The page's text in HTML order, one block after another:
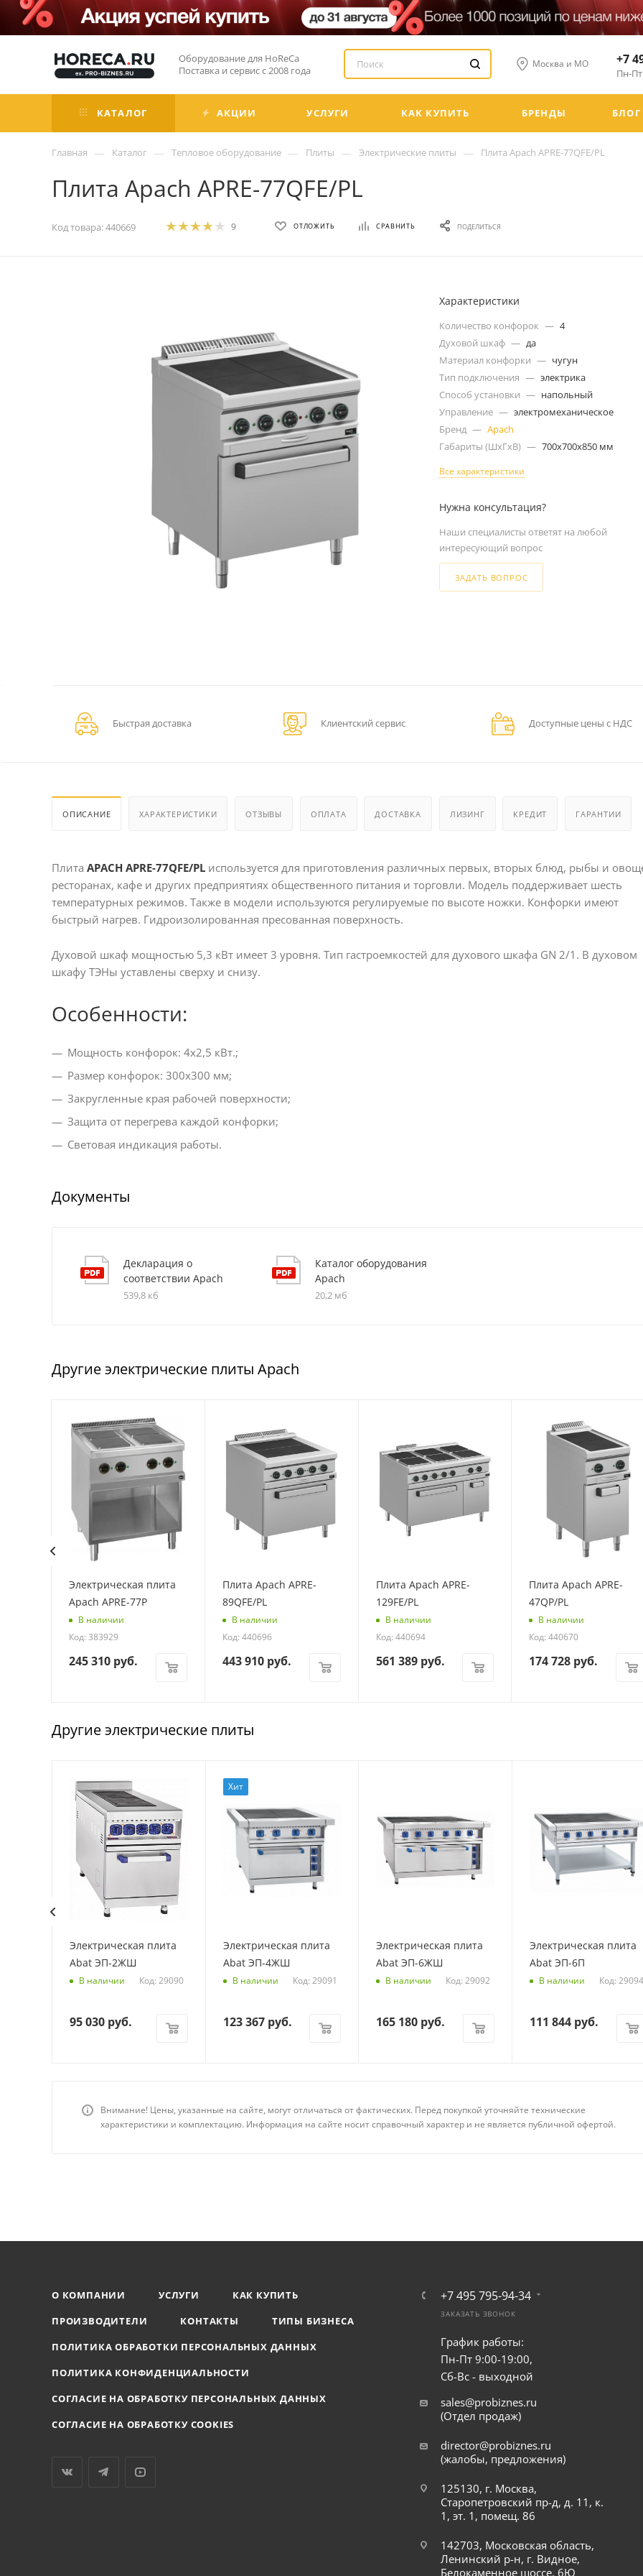
Оборудование для HoReCa
Поставка и сервис с 2008 года
Москва и МО +7
Пн-
КАТАЛОГ АКЦИИ УСЛУГИ КАК КУПИТЬ БРЕНДЫ БЛОГ
Главная — Каталог — Тепловое оборудование — Плиты — Электрические плиты — Плита Apach APRE-77QFE/PL
Плита Apach APRE-77QFE/PL
Код товара:440669 9 ОТЛОЖИТЬ СРАВНИТЬ ПОДЕЛИТЬСЯ
Характеристики
Количество конфорок — 4
Духовой шкаф — да
Материал конфорки — чугун
Тип подключения — электрика
Способ установки — напольный
Управление — электромеханическое
Бренд — Apach
Габариты (ШxГxВ) — 700x700x850 мм
Все характеристики
Нужна консультация?
Наши специалисты ответят на любой
интересующий вопрос
ЗАДАТЬ ВОПРОС
Быстрая доставка Клиентский сервис Доступные цены с НДС
ОПИСАНИЕ ХАРАКТЕРИСТИКИ ОТЗЫВЫ ОПЛАТА ДОСТАВКА ЛИЗИНГ КРЕДИТ ГАРАНТИИ
Плита APACH APRE-77QFE/PL используется для приготовления различных первых, вторых блюд, рыбы и
ресторанах, кафе и других предприятиях общественного питания и торговли. Модель поддерживает шесть
температурных режимов. Также в модели используются регулируемые по высоте ножки. Конфорки имеют
быстрый нагрев. Гидроизолированная пресованная поверхность.
Духовой шкаф мощностью 5,3 кВт имеет 3 уровня. Тип гастроемкостей для духового шкафа GN 2/1. В духовом
шкафу ТЭНы уставлены сверху и снизу.
Особенности:
Мощность конфорок: 4x2,5 кВт.;
Размер конфорок: 300x300 мм;
Закругленные края рабочей поверхности;
Защита от перегрева каждой конфорки;
Световая индикация работы.
Документы
Декларация о
соответствии Apach
539,8 кб
Каталог оборудования
Apach
20,2 мб
Другие электрические плиты Apach
Электрическая плита
Apach APRE-77P
В наличии
Код: 383929
245 310 руб.
Плита Apach APRE-
89QFE/PL
В наличии
Код: 440696
443 910руб.
Плита Apach APRE-
129FE/PL
В наличии
Код: 440694
561 389руб.
Плита Apach APRE-
47QP/PL
В наличии
Код: 440670
174 728 руб.
Другие электрические плиты
Электрическая плита
Abat ЭП-2ЖШ
В наличии Код: 29090
95 030руб.
Хит
Электрическая плита
Abat ЭП-4ЖШ
В наличии Код: 29091
123 367руб.
Электрическая плита
Abat ЭП-6ЖШ
В наличии Код: 29092
165 180 руб.
Электрическая плита
Abat ЭП-6П
В наличии Код: 29094
111 844 руб.
Внимание! Цены, указанные на сайте, могут отличаться от фактических. Перед покупкой уточняйте технические
характеристики и комплектацию. Информация на сайте носит справочный характер и не является публичной офертой.
О КОМПАНИИ УСЛУГИ
КАК КУПИТЬ
ПРОИЗВОДИТЕЛИ
КОНТАКТЫ
ТИПЫ БИЗНЕСА
ПОЛИТИКА ОБРАБОТКИ ПЕРСОНАЛЬНЫХ ДАННЫХ
ПОЛИТИКА КОНФИДЕНЦИАЛЬНОСТИ
СОГЛАСИЕ НА ОБРАБОТКУ ПЕРСОНАЛЬНЫХ ДАННЫХ
СОГЛАСИЕ НА ОБРАБОТКУ COOKIES
+7 495 795-94-34
ЗАКАЗАТЬ ЗВОНОК
График работы:
Пн-Пт 9:00-19:00,
Сб-Вс - выходной
sales@probiznes.ru
(Отдел продаж)
director@probiznes.ru
(жалобы, предложения)
125130, г. Москва,
Старопетровский пр-д, д. 11, к.
1, эт. 1, помещ. 86
142703, Московская область,
Ленинский р-н, г. Видное,
Белокаменное шоссе, 6Ю